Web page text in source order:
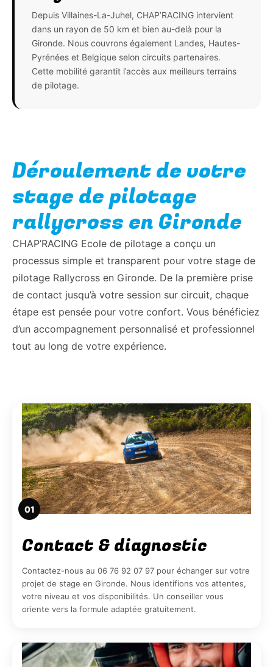
Depuis Villaines-La-Juhel, CHAP’RACING intervient
dans un rayon de 50 km et bien au-delà pour la
Gironde. Nous couvrons également Landes, Hautes-
Pyrénées et Belgique selon circuits partenaires.
Cette mobilité garantit l’accès aux meilleurs terrains
de pilotage.
Déroulement de votre
stage de pilotage
rallycross en Gironde
CHAP’RACING Ecole de pilotage a conçu un
processus simple et transparent pour votre stage de
pilotage Rallycross en Gironde. De la première prise
de contact jusqu’à votre session sur circuit, chaque
étape est pensée pour votre confort. Vous bénéficiez
d’un accompagnement personnalisé et professionnel
tout au long de votre expérience.
01
Contact & diagnostic
Contactez-nous au 06 76 92 07 97 pour échanger sur votre
projet de stage en Gironde. Nous identifions vos attentes,
votre niveau et vos disponibilités. Un conseiller vous
oriente vers la formule adaptée gratuitement.